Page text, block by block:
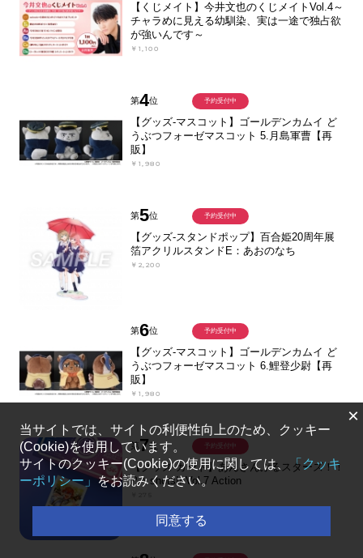
【くじメイト】今井文也のくじメイトVol.4～
チャラめに見える幼馴染、実は一途で独占欲
が強いんです～
￥1,100
第4位
【グッズ-マスコット】ゴールデンカムイ ど
うぶつフォーゼマスコット 5.月島軍曹【再
販】
￥1,980
予約受付中
第5位
【グッズ-スタンドポップ】百合姫20周年展
箔アクリルスタンドE：あおのなち
￥2,200
予約受付中
第6位
【グッズ-マスコット】ゴールデンカムイ ど
うぶつフォーゼマスコット 6.鯉登少尉【再
販】
￥1,980
予約受付中
第7位
【グッズ-カード】あんさんぶるスターズ！！
P.A.shots!! Vol.7 Action
予約受付中
×
当サイトでは、サイトの利便性向上のため、クッキー
(Cookie)を使用しています。
サイトのクッキー(Cookie)の使用に関しては、 「クッキ
ーポリシー」をお読みください。
同意する